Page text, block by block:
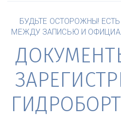
БУДЬТЕ ОСТОРОЖНЫ!
МЕЖДУ ЗАПИСЬЮ И